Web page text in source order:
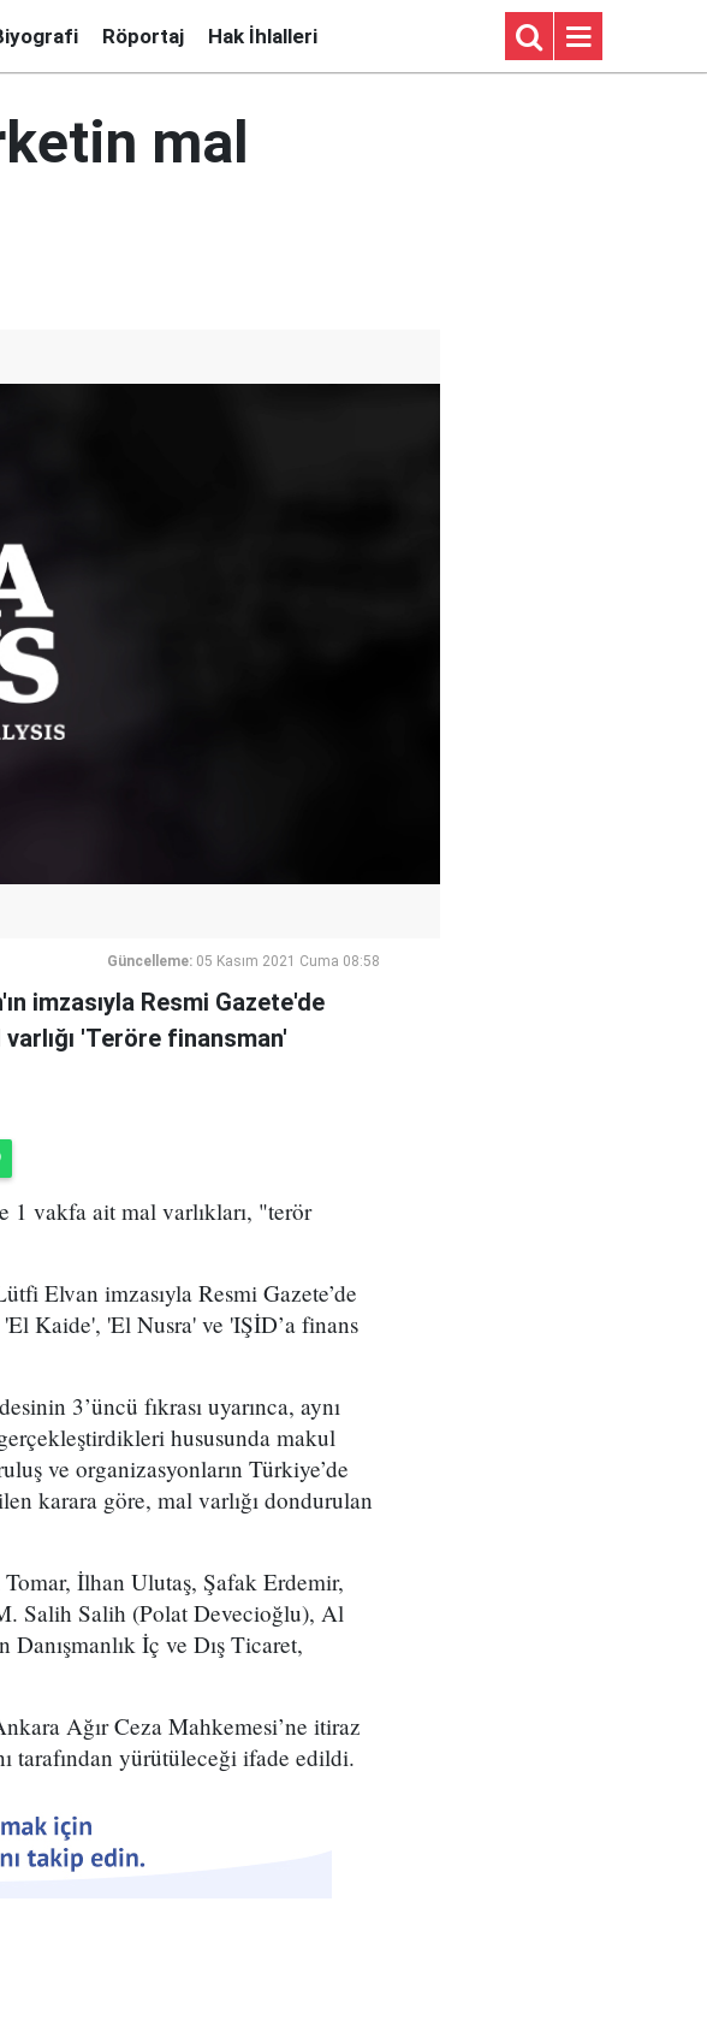
Röportaj Hak İhlalleri
mal
Güncelleme: 05 Kasım 2021 Cuma 08:58
imzasıyla Resmi Gazete'de
'Teröre finansman'
1 vakfa ait mal varlıkları, "terör
Elvan imzasıyla Resmi Gazete’de
Kaide', 'El Nusra' ve 'IŞİD’a finans
3’üncü fıkrası uyarınca, aynı
hususunda makul
ve organizasyonların Türkiye’de
karara göre, mal varlığı dondurulan
İlhan Ulutaş, Şafak Erdemir,
Salih Salih (Polat Devecioğlu), Al
İç ve Dış Ticaret,
Ağır Ceza Mahkemesi’ne itiraz
yürütüleceği ifade edildi.